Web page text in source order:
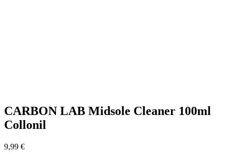
CARBON LAB Midsole Cleaner 100ml
Collonil
9,99 €